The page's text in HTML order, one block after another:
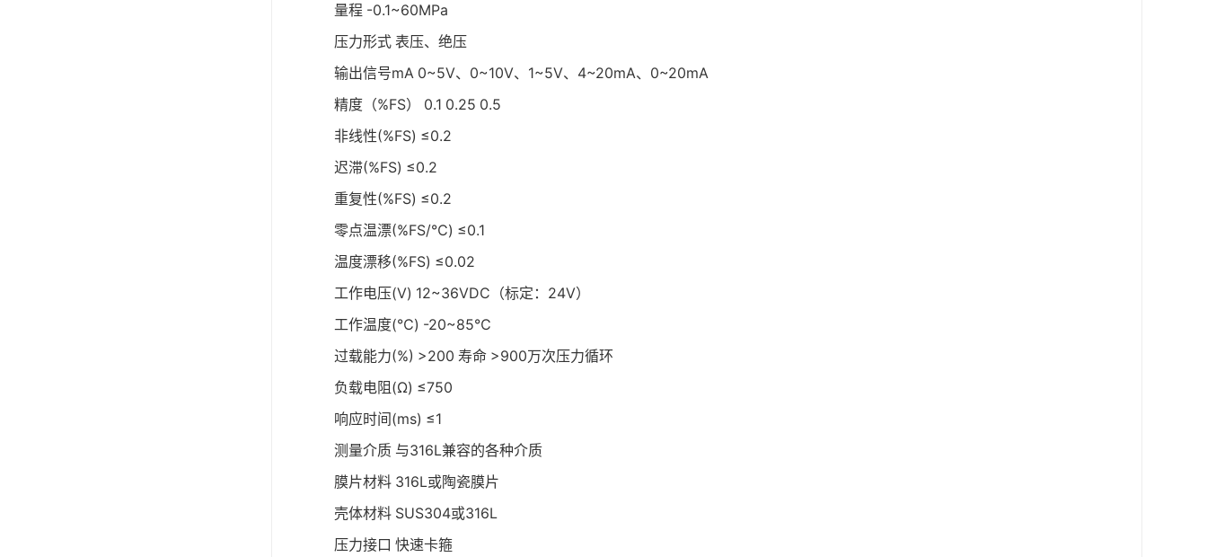
量程 -0.1~60MPa
压力形式 表压、绝压
输出信号mA 0~5V、0~10V、1~5V、4~20mA、0~20mA
精度（%FS）
0.1 0.25 0.5
非线性(%FS) ≤0.2
迟滞(%FS) ≤0.2
重复性(%FS) ≤0.2
零点温漂(%FS/℃) ≤0.1
温度漂移(%FS) ≤0.02
工作电压(V) 12~36VDC（标定：24V）
工作温度(℃) -20~85℃
过载能力(%) >200 寿命 >900万次压力循环
负载电阻(Ω) ≤750
响应时间(ms) ≤1
测量介质 与316L兼容的各种介质
膜片材料 316L或陶瓷膜片
壳体材料 SUS304或316L
压力接口 快速卡箍